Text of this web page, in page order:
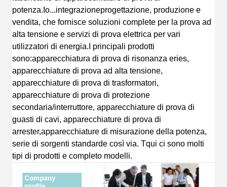
potenza. Io...integrazioneprogettazione, produzione e
vendita, che fornisce soluzioni complete per la prova ad
alta tensione e servizi di prova elettrica per vari
utilizzatori di energia. I principali prodotti
sono:apparecchiatura di prova di risonanza eries,
apparecchiature di prova ad alta tensione,
apparecchiature di prova di trasformatori,
apparecchiature di prova di protezione
secondaria/interruttore, apparecchiature di prova di
guasti di cavi, apparecchiature di prova di
arrester,apparecchiature di misurazione della potenza,
serie di sorgenti standarde così via. Tqui ci sono molti
tipi di prodotti e completo modelli.